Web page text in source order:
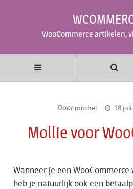
WooCommerce artikelen,
Door mitchel 18 juli
Mollie voor
Wanneer je een WooCommerce
heb je natuurlijk ook een